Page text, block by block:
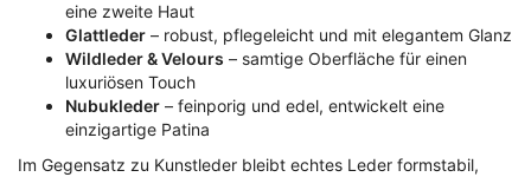
eine zweite Haut
Glattleder – robust, pflegeleicht und mit elegantem Glanz
Wildleder & Velours – samtige Oberfläche für einen
luxuriösen Touch
Nubukleder – feinporig und edel, entwickelt eine
einzigartige Patina
Im Gegensatz zu Kunstleder bleibt echtes Leder formstabil,